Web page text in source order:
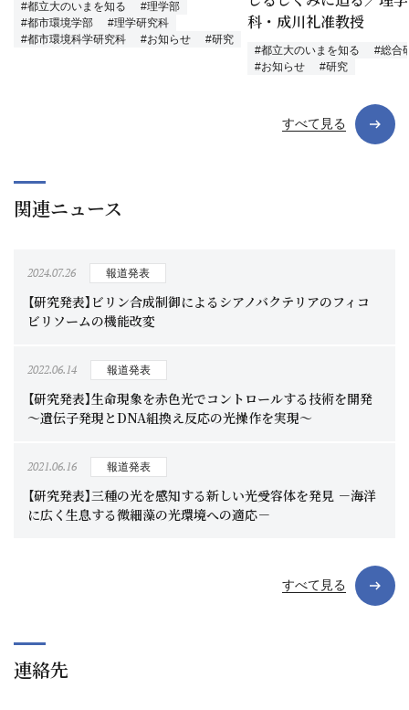
#都立大のいまを知る
#理学部
#都市環境学部
#理学研究科
#都市環境科学研究科
#お知らせ #研究
科・成川礼准教授
#都立大のいまを知る
#総合
#お知らせ
#研究
すべて見る
関連ニュース
2024.07.26 報道発表
【研究発表】ビリン合成制御によるシアノバクテリアのフィコ
ビリソームの機能改変
2022.06.14 報道発表
【研究発表】生命現象を赤色光でコントロールする技術を開発
～遺伝子発現とDNA組換え反応の光操作を実現～
2021.06.16 報道発表
【研究発表】三種の光を感知する新しい光受容体を発見 －海洋
に広く生息する微細藻の光環境への適応－
すべて見る
連絡先